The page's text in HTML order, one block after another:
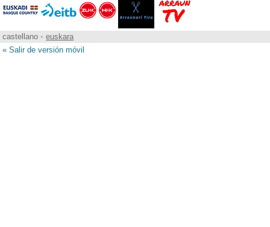
castellano • euskara
« Salir de versión móvil